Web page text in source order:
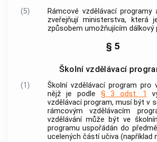
(5)
Rámcové vzdělávací programy
zveřejňují ministerstva, která
způsobem umožňujícím dálkový
§ 5
Školní vzdělávací
(1)
Školní vzdělávací program pro
nějž je podle § 3 odst. 1
vzdělávací program, musí být v
rámcovým vzdělávacím
vzdělávání může být ve
programu uspořádán do
ucelených částí učiva (například